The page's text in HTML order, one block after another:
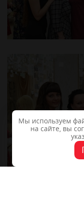
Мы используем
на сайте, вы